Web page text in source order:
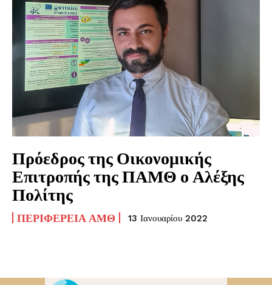
Πρόεδρος της Οικονομικής
Επιτροπής της ΠΑΜΘ ο Αλέξης
Πολίτης
ΠΕΡΙΦΈΡΕΙΑ ΑΜΘ 13 Ιανουαρίου 2022